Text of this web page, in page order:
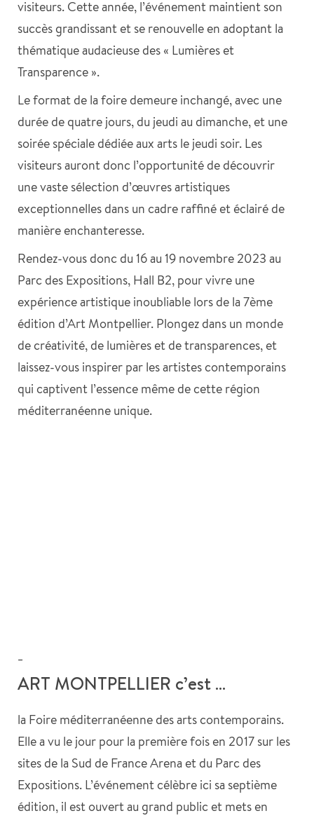
visiteurs. Cette année, l’événement maintient son
succès grandissant et se renouvelle en adoptant la
thématique audacieuse des « Lumières et
Transparence ».
Le format de la foire demeure inchangé, avec une
durée de quatre jours, du jeudi au dimanche, et une
soirée spéciale dédiée aux arts le jeudi soir. Les
visiteurs auront donc l’opportunité de découvrir
une vaste sélection d’œuvres artistiques
exceptionnelles dans un cadre raffiné et éclairé de
manière enchanteresse.
Rendez-vous donc du 16 au 19 novembre 2023 au
Parc des Expositions, Hall B2, pour vivre une
expérience artistique inoubliable lors de la 7ème
édition d’Art Montpellier. Plongez dans un monde
de créativité, de lumières et de transparences, et
laissez-vous inspirer par les artistes contemporains
qui captivent l’essence même de cette région
méditerranéenne unique.
ART MONTPELLIER c’est …
la Foire méditerranéenne des arts contemporains.
Elle a vu le jour pour la première fois en 2017 sur les
sites de la Sud de France Arena et du Parc des
Expositions. L’événement célèbre ici sa septième
édition, il est ouvert au grand public et mets en